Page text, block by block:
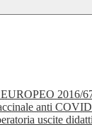
anti
uscite